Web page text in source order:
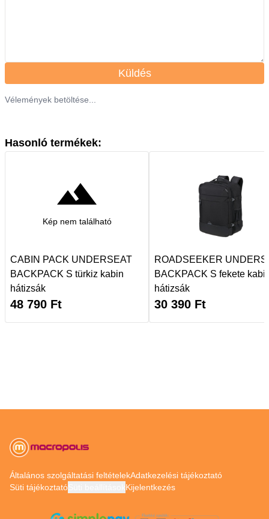
Küldés
Vélemények betöltése...
Hasonló termékek:
Kép nem található
CABIN PACK UNDERSEAT
BACKPACK S türkiz kabin
hátizsák
48 790 Ft
ROADSEEKER
BACKPACK S fekete
hátizsák
30 390 Ft
Általános szolgáltatási feltételekAdatkezelési tájékoztató
Süti tájékoztató
Kijelentkezés